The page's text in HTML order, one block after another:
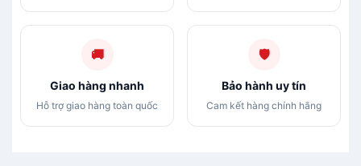
🚚
Giao hàng nhanh
Hỗ trợ giao hàng toàn quốc
🛡
Bảo hành uy tín
Cam kết hàng chính hãng